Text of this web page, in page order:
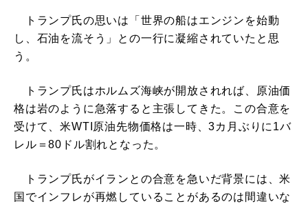
トランプ氏の思いは「世界の船はエンジンを始動
し、石油を流そう」との一行に凝縮されていたと思
う。
トランプ氏はホルムズ海峡が開放されれば、原油価
格は岩のように急落すると主張してきた。この合意を
受けて、米WTI原油先物価格は一時、3カ月ぶりに1バ
レル＝80ドル割れとなった。
トランプ氏がイランとの合意を急いだ背景には、米
国でインフレが再燃していることがあるのは間違いな